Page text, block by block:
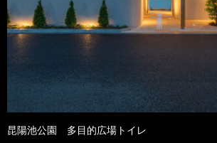
昆陽池公園 多目的広場トイレ